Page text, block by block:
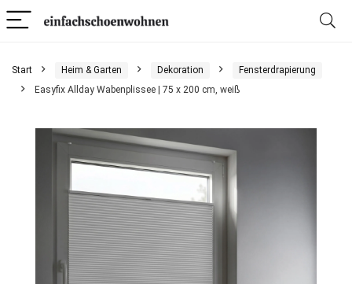
Start Heim & Garten Dekoration
Fensterdrapierung
Easyfix Allday Wabenplissee | 75 x 200 cm, weiß